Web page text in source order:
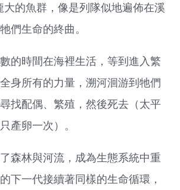
大的魚群，像是列隊似地遍佈在溪
們生命的終曲。
的時間在海裡生活，等到進入繁
身所有的力量，溯河洄游到牠們
找配偶、繁殖，然後死去（太平
產卵一次）。
森林與河流，成為生態系統中重
下一代接續著同樣的生命循環，